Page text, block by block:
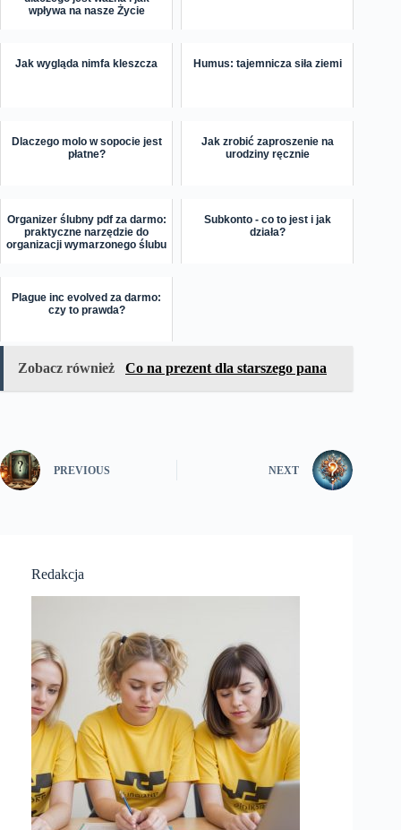
wpływa na nasze Życie
Jak wygląda nimfa kleszcza Humus: tajemnicza siła ziemi
Dlaczego molo w sopocie jest
płatne?
Jak zrobić zaproszenie na
urodziny ręcznie
Organizer ślubny pdf za darmo:
praktyczne narzędzie do
organizacji wymarzonego ślubu
Subkonto - co to jest i jak
działa?
Plague inc evolved za darmo:
czy to prawda?
Zobacz również Co na prezent dla starszego pana
PREVIOUS NEXT
Redakcja